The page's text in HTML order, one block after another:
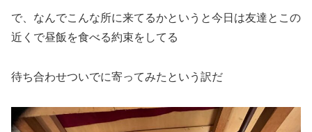
で、なんでこんな所に来てるかというと今日は友達とこの
近くで昼飯を食べる約束をしてる
待ち合わせついでに寄ってみたという訳だ